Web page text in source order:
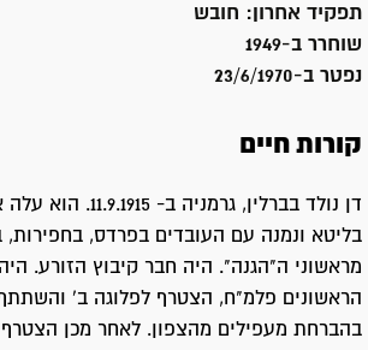
תפקיד אחרון: חובש
שוחרר ב-1949
נפטר ב-23/6/1970
קורות חיים
דן נולד בברלין,
בליטא ונמנה עם העובדים בפרדס, בחפירות,
מראשוני ה"הגנה". היה חבר קיבוץ הזורע.
הראשונים פלמ"ח, הצטרף לפלוגה ב'
בהברחת מעפילים מהצפון. לאחר מכן הצטרף